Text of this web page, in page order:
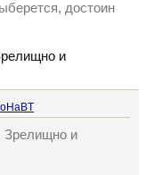
достоин
и
Зрелищно и